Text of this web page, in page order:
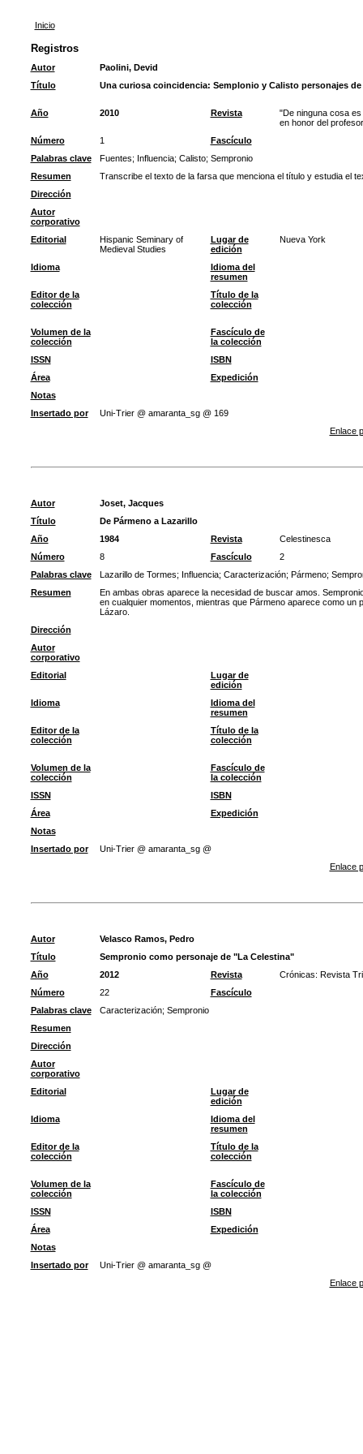
Inicio
Registros
Autor
Paolini, Devid
Título
Una curiosa coincidencia: Semplonio y Calisto personajes
Año 2010 Revista
"De ninguna cosa
en honor del
Número
1
Fascículo
Palabras clave
Fuentes; Influencia; Calisto; Sempronio
Resumen
Transcribe el texto de la farsa que menciona el título y estudia el
Dirección
Autor
corporativo
Editorial
Hispanic Seminary of
Medieval Studies
Lugar de
edición
Nueva York
Idioma
Idioma del
resumen
Editor de la
colección
Título de la
colección
Volumen de la
colección
Fascículo de
la colección
ISSN
ISBN
Área
Expedición
Notas
Insertado por
Uni-Trier @ amaranta_sg @ 169
Enlace
Autor
Joset, Jacques
Título
De Pármeno a Lazarillo
Año
1984 Revista
Celestinesca
Número
8 Fascículo
2
Palabras clave
Lazarillo de Tormes; Influencia; Caracterización; Pármeno;
Resumen
En ambas obras aparece la necesidad de buscar amos.
en cualquier momentos, mientras que Pármeno aparece como
Lázaro.
Dirección
Autor
corporativo
Editorial
Lugar de
edición
Idioma
Idioma del
resumen
Editor de la
colección
Título de la
colección
Volumen de la
colección
Fascículo de
la colección
ISSN
ISBN
Área
Expedición
Notas
Insertado por
Uni-Trier @ amaranta_sg @
Enlace
Autor
Velasco Ramos, Pedro
Título
Sempronio como personaje de "La Celestina"
Año
2012 Revista
Crónicas: Revista
Número
22
Fascículo
Palabras clave
Caracterización; Sempronio
Resumen
Dirección
Autor
corporativo
Editorial
Lugar de
edición
Idioma
Idioma del
resumen
Editor de la
colección
Título de la
colección
Volumen de la
colección
Fascículo de
la colección
ISSN
ISBN
Área
Expedición
Notas
Insertado por
Uni-Trier @ amaranta_sg @
Enlace